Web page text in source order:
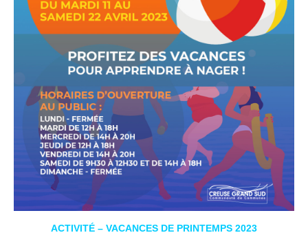
ACTIVITÉ – VACANCES DE PRINTEMPS 2023